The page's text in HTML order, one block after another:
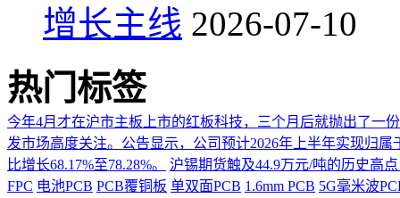
增长主线 2026-07-10
热门标签
今年4月才在沪市主板上市的红板科技，三个月后就抛出了一
发市场高度关注。公告显示，公司预计2026年上半年实现归
比增长68.17%至78.28%。
沪锡期货触及44.9万元/吨的历史高
FPC 电池PCB PCB覆铜板 单双面PCB 1.6mm PCB 5G毫米波